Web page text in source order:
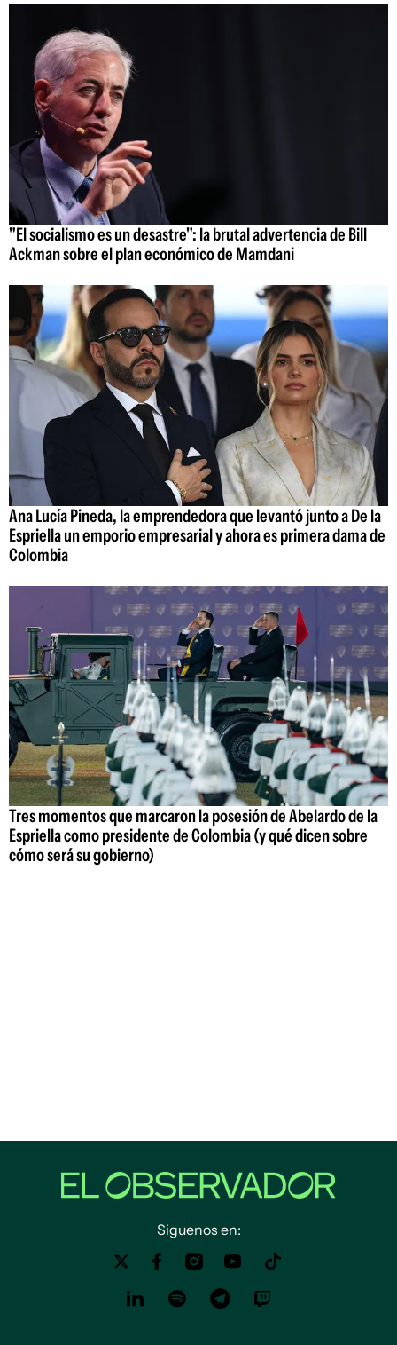
"El socialismo es un desastre": la brutal advertencia de Bill
Ackman sobre el plan económico de Mamdani
Ana Lucía Pineda, la emprendedora que levantó junto a De la
Espriella un emporio empresarial y ahora es primera dama de
Colombia
Tres momentos que marcaron la posesión de Abelardo de la
Espriella como presidente de Colombia (y qué dicen sobre
cómo será su gobierno)
Siguenos en: